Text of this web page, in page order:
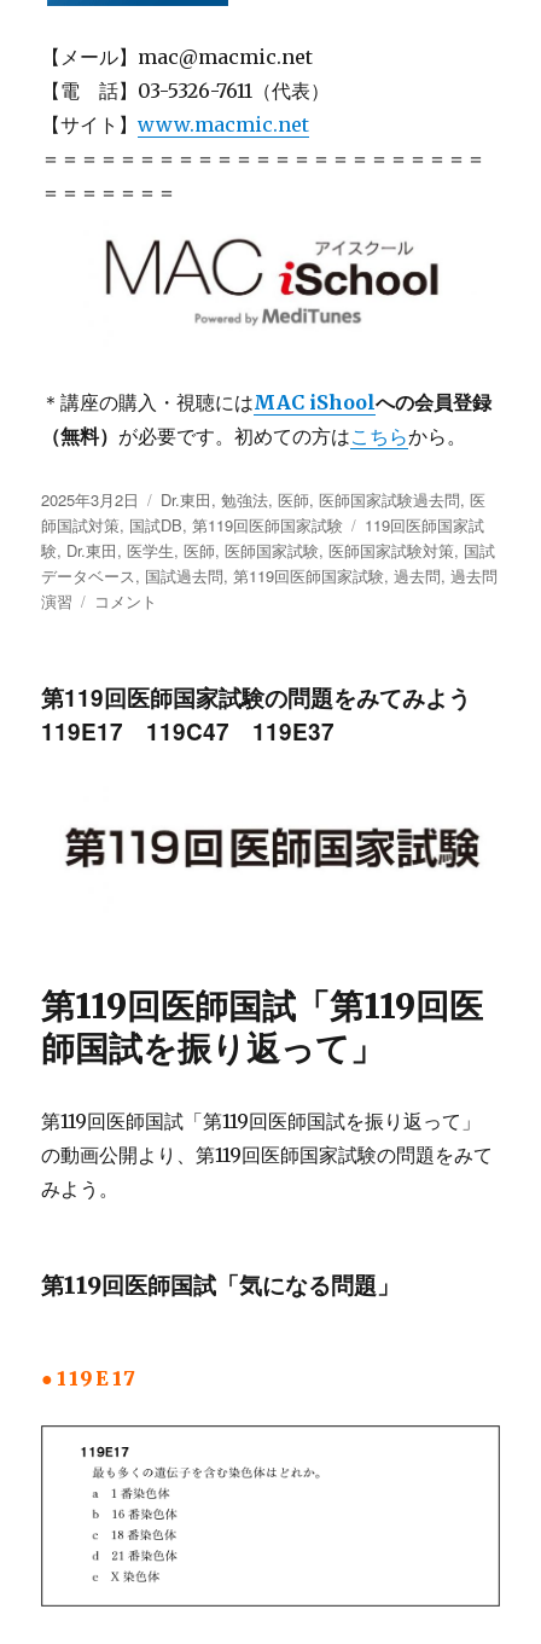
【メール】mac@macmic.net
【電 話】03-5326-7611（代表）
【サイト】www.macmic.net
＝＝＝＝＝＝＝＝＝＝＝＝＝＝＝＝＝＝＝＝＝＝＝
＝＝＝＝＝＝＝
＊講座の購入・視聴にはMAC iShoolへの会員登録
（無料） が必要です。初めての方はこちらから。
投
稿
日:
2025年3月2日
カ
テ
ゴ
リ
Dr.東田,勉強法,医師,医師国家試験過去問,医
師国試対策, 国試DB,第119回医師国家試験
タ
グ
119回医師国家試
験, Dr.東田,医学生,医師,医師国家試験,医師国家試験対策, 国試
データベース, 国試過去問,第119回医師国家試験,過去問,過去問
演習
第
師
国
の
問
よ
う
119F6
119E44
に
コメント
第119回医師国家試験の問題をみてみよう
119E17 119C47 119E37
第119回医師国試「第119回医
師国試を振り返って」
第119回医師国試「第119回医師国試を振り返って」
の動画公開より、第119回医師国家試験の問題をみて
みよう。
第119回医師国試「気になる問題」
●119E17